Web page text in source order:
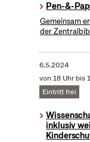
Pen-&-
Gemeinsam
der
6.5.2024
von 18 Uhr bis
Eintritt frei
inklusiv